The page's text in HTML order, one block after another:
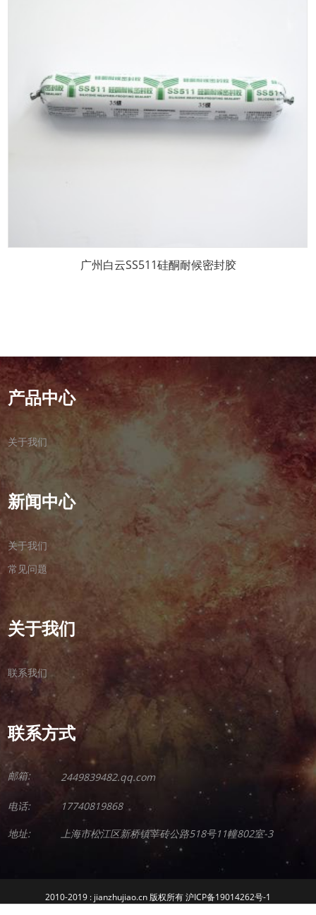
广州白云SS511硅酮耐候密封胶
产品中心
关于我们
新闻中心
关于我们
常见问题
关于我们
联系我们
联系方式
邮箱: 2449839482.qq.com
电话: 17740819868
地址: 上海市松江区新桥镇莘砖公路518号11幢802室-3
2010-2019 : jianzhujiao.cn 版权所有 沪ICP备19014262号-1